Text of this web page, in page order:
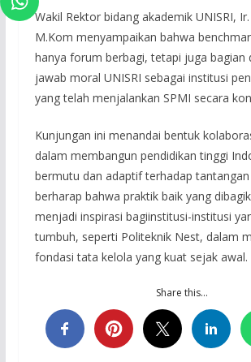
Wakil Rektor bidang akademik UNISRI,
M.Kom menyampaikan bahwa
hanya forum berbagi, tetapi juga bagian
jawab moral UNISRI sebagai institusi
yang telah menjalankan SPMI secara
Kunjungan ini menandai bentuk
dalam membangun pendidikan tinggi
bermutu dan adaptif terhadap
berharap bahwa praktik baik yang
menjadi inspirasi bagiinstitusi-institusi
tumbuh, seperti Politeknik Nest, dalam
fondasi tata kelola yang kuat sejak awal.
Share this…